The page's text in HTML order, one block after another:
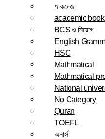
৭ কলেজ
academic book
BCS ও নিয়োগ
English
HSC
Mathmatical
Mathmatical
National
No Category
Quran
TOEFL
অনার্স